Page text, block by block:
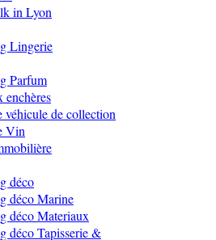
in Lyon
Lingerie
Parfum
enchères
véhicule de collection
Vin
déco
déco Marine
déco Materiaux
déco Tapisserie &